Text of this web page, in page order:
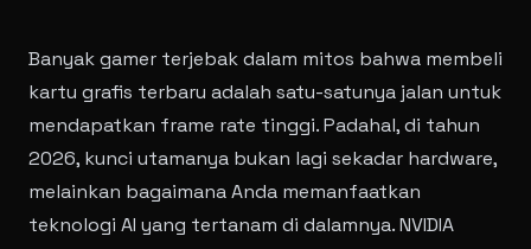
Banyak gamer terjebak dalam mitos bahwa membeli
kartu grafis terbaru adalah satu-satunya jalan untuk
mendapatkan frame rate tinggi. Padahal, di tahun
2026, kunci utamanya bukan lagi sekadar hardware,
melainkan bagaimana Anda memanfaatkan
teknologi AI yang tertanam di dalamnya. NVIDIA